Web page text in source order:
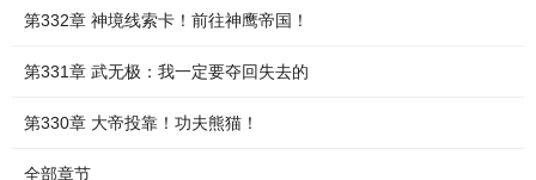
第332章 神境线索卡！前往神鹰帝国！
第331章 武无极：我一定要夺回失去的
第330章 大帝投靠！功夫熊猫！
全部章节